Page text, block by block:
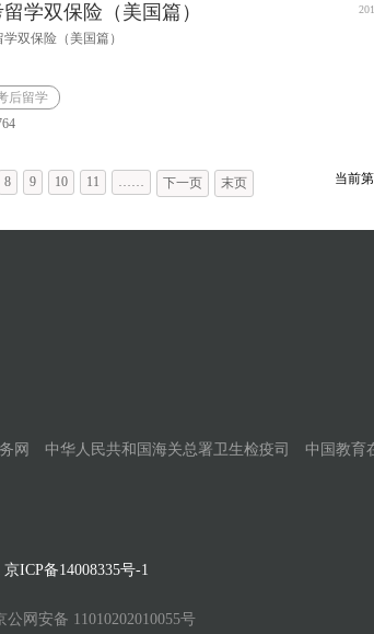
学双保险（美国篇）
双保险（美国篇）
后留学
末页
下一页
……
11
10
9
8 当前第
网 中华人民共和国海关总署卫生检疫司 中国教育
京ICP备14008335号-1
公网安备 11010202010055号